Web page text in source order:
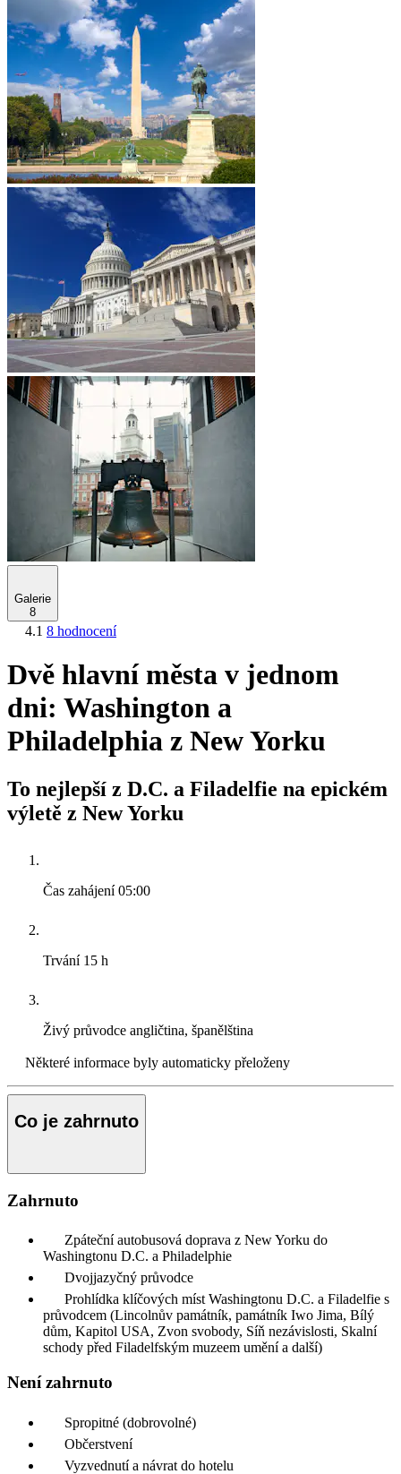
Galerie
8
4.1 8 hodnocení
Dvě hlavní města v jednom
dni: Washington a
Philadelphia z New Yorku
To nejlepší z D.C. a Filadelfie na epickém
výletě z New Yorku
Čas zahájení05:00
Trvání 15 h
Živý průvodce angličtina, španělština
Některé informace byly automaticky přeloženy
Co je zahrnuto
Zahrnuto
Zpáteční autobusová doprava z New Yorku do
Washingtonu D.C. a Philadelphie
Dvojjazyčný průvodce
Prohlídka klíčových míst Washingtonu D.C. a Filadelfie s
průvodcem (Lincolnův památník, památník Iwo Jima, Bílý
dům, Kapitol USA, Zvon svobody, Síň nezávislosti, Skalní
schody před Filadelfským muzeem umění a další)
Není zahrnuto
Spropitné (dobrovolné)
Občerstvení
Vyzvednutí a návrat do hotelu